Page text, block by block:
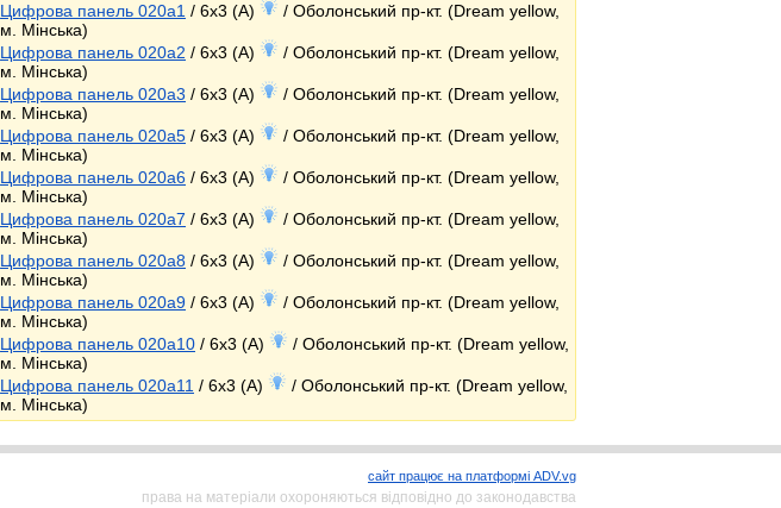
Цифрова панель 020a1 / 6x3 (A)
/ Оболонський пр-кт. (Dream yellow,
м. Мінська)
Цифрова панель 020a2 / 6x3 (A)
/ Оболонський пр-кт. (Dream yellow,
м. Мінська)
Цифрова панель 020a3 / 6x3 (A)
/ Оболонський пр-кт. (Dream yellow,
м. Мінська)
Цифрова панель 020a5 / 6x3 (A)
/ Оболонський пр-кт. (Dream yellow,
м. Мінська)
Цифрова панель 020a6 / 6x3 (A)
/ Оболонський пр-кт. (Dream yellow,
м. Мінська)
Цифрова панель 020a7 / 6x3 (A)
/ Оболонський пр-кт. (Dream yellow,
м. Мінська)
Цифрова панель 020a8 / 6x3 (A)
/ Оболонський пр-кт. (Dream yellow,
м. Мінська)
Цифрова панель 020a9 / 6x3 (A)
/ Оболонський пр-кт. (Dream yellow,
м. Мінська)
Цифрова панель 020a10 / 6x3 (A)
/ Оболонський пр-кт. (Dream yellow,
м. Мінська)
Цифрова панель 020a11 / 6x3 (A)
/ Оболонський пр-кт. (Dream yellow,
м. Мінська)
сайт працює на платформі ADV.vg
права на матеріали охороняються відповідно до законодавства